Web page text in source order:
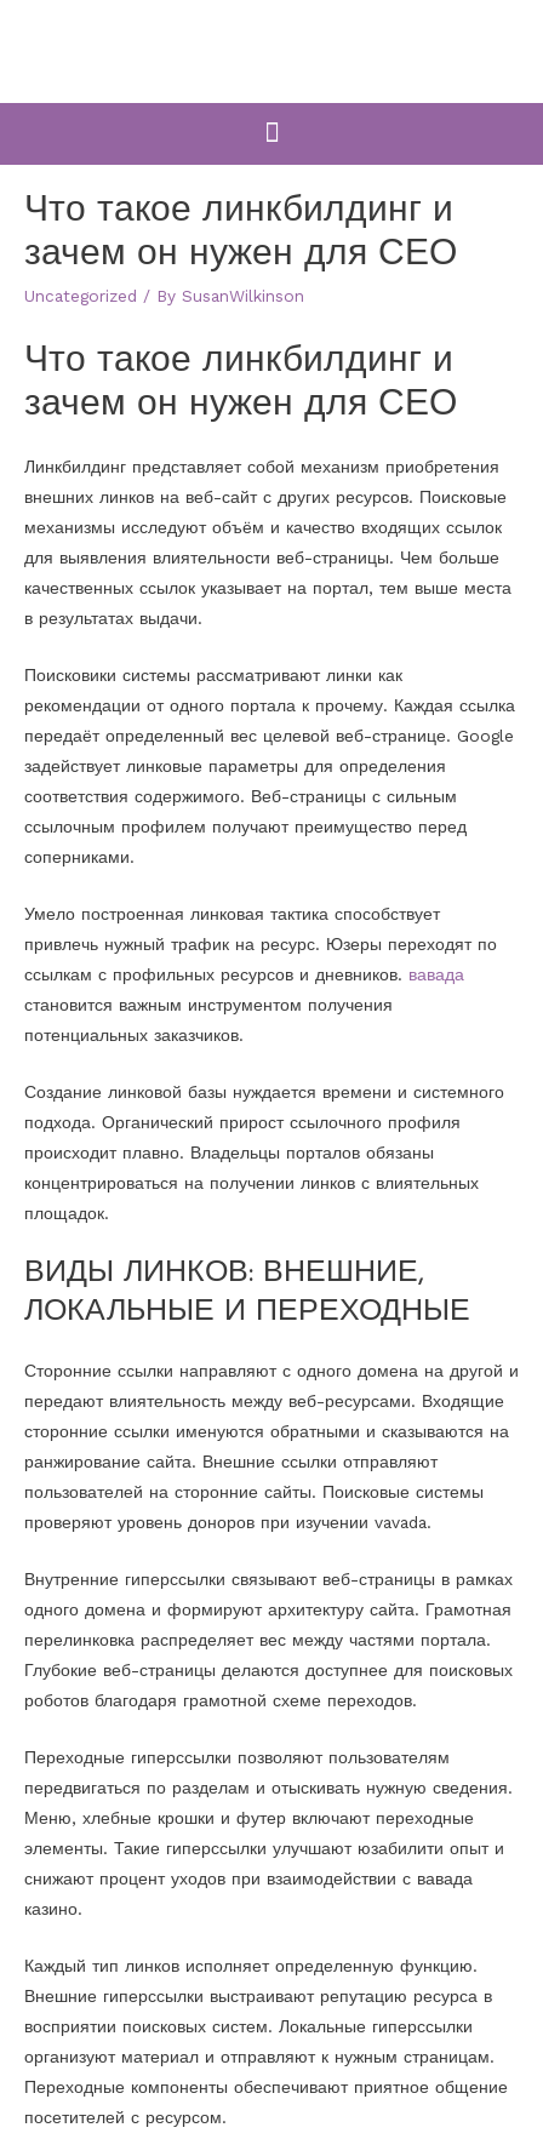
Что такое линкбилдинг и
зачем он нужен для СЕО
Uncategorized / By SusanWilkinson
Что такое линкбилдинг и
зачем он нужен для СЕО
Линкбилдинг представляет собой механизм приобретения
внешних линков на веб-сайт с других ресурсов. Поисковые
механизмы исследуют объём и качество входящих ссылок
для выявления влиятельности веб-страницы. Чем больше
качественных ссылок указывает на портал, тем выше места
в результатах выдачи.
Поисковики системы рассматривают линки как
рекомендации от одного портала к прочему. Каждая ссылка
передаёт определенный вес целевой веб-странице. Google
задействует линковые параметры для определения
соответствия содержимого. Веб-страницы с сильным
ссылочным профилем получают преимущество перед
соперниками.
Умело построенная линковая тактика способствует
привлечь нужный трафик на ресурс. Юзеры переходят по
ссылкам с профильных ресурсов и дневников. вавада
становится важным инструментом получения
потенциальных заказчиков.
Создание линковой базы нуждается времени и системного
подхода. Органический прирост ссылочного профиля
происходит плавно. Владельцы порталов обязаны
концентрироваться на получении линков с влиятельных
площадок.
ВИДЫ ЛИНКОВ: ВНЕШНИЕ,
ЛОКАЛЬНЫЕ И ПЕРЕХОДНЫЕ
Сторонние ссылки направляют с одного домена на другой и
передают влиятельность между веб-ресурсами. Входящие
сторонние ссылки именуются обратными и сказываются на
ранжирование сайта. Внешние ссылки отправляют
пользователей на сторонние сайты. Поисковые системы
проверяют уровень доноров при изучении vavada.
Внутренние гиперссылки связывают веб-страницы в рамках
одного домена и формируют архитектуру сайта. Грамотная
перелинковка распределяет вес между частями портала.
Глубокие веб-страницы делаются доступнее для поисковых
роботов благодаря грамотной схеме переходов.
Переходные гиперссылки позволяют пользователям
передвигаться по разделам и отыскивать нужную сведения.
Меню, хлебные крошки и футер включают переходные
элементы. Такие гиперссылки улучшают юзабилити опыт и
снижают процент уходов при взаимодействии с вавада
казино.
Каждый тип линков исполняет определенную функцию.
Внешние гиперссылки выстраивают репутацию ресурса в
восприятии поисковых систем. Локальные гиперссылки
организуют материал и отправляют к нужным страницам.
Переходные компоненты обеспечивают приятное общение
посетителей с ресурсом.